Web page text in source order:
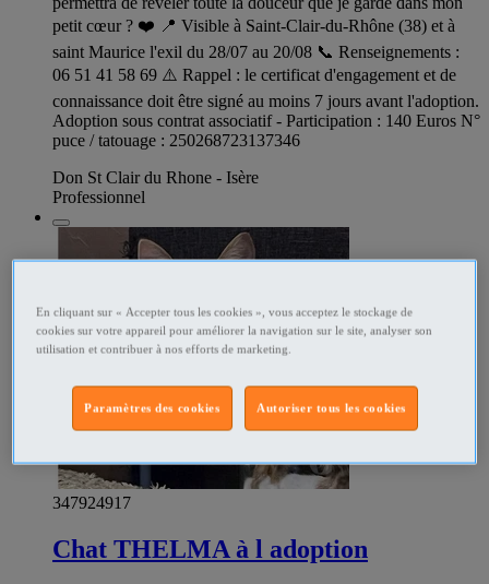
petit cœur ? ❤️ 📍 Visible à Saint-Clair-du-Rhône (38) et à
saint Maurice l'exil du 28/07 au 20/08 📞 Renseignements :
06 51 41 58 69 ⚠️ Rappel : le certificat d'engagement et de
connaissance doit être signé au moins 7 jours avant l'adoption.
Adoption sous contrat associatif - Participation : 140 Euros N°
puce / tatouage : 250268723137346
Don St Clair du Rhone - Isère
Professionnel
347924917
Chat THELMA à l adoption
En cliquant sur « Accepter tous les cookies », vous acceptez le stockage de
cookies sur votre appareil pour améliorer la navigation sur le site, analyser son
utilisation et contribuer à nos efforts de marketing.
Autoriser tous les cookies
Paramètres des cookies